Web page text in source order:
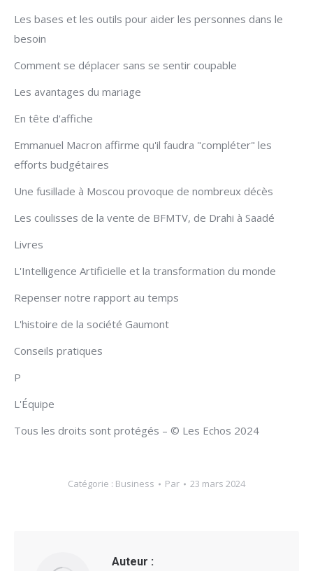
Les bases et les outils pour aider les personnes dans le
besoin
Comment se déplacer sans se sentir coupable
Les avantages du mariage
En tête d'affiche
Emmanuel Macron affirme qu'il faudra "compléter" les
efforts budgétaires
Une fusillade à Moscou provoque de nombreux décès
Les coulisses de la vente de BFMTV, de Drahi à Saadé
Livres
L'Intelligence Artificielle et la transformation du monde
Repenser notre rapport au temps
L'histoire de la société Gaumont
Conseils pratiques
P
L'Équipe
Tous les droits sont protégés – © Les Echos 2024
Catégorie : Business Par 23 mars 2024
Auteur :